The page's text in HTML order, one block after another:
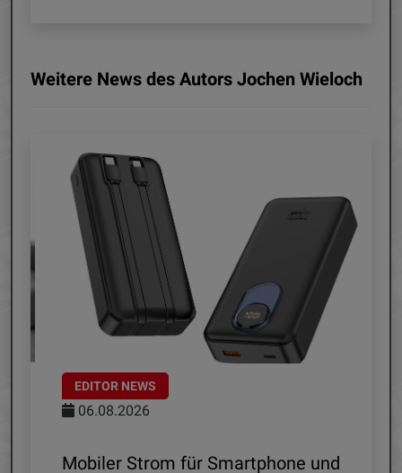
Weitere News des Autors Jochen Wieloch
EDITOR NEWS
06.08.2026
Mobiler Strom für Smartphone und